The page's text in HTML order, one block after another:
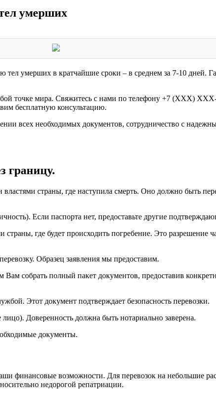
умерших
умерших в кратчайшие сроки – в среднем за 7-10 дней.
точке мира. Свяжитесь с нами по телефону +7 (XXX)
бесплатную консультацию.
всех необходимых документов, сотрудничество с
границу.
страны, где наступила смерть. Оно должно быть
Если паспорта нет, предоставьте другие
где будет происходить погребение. Это разрешение
Образец заявления мы предоставим.
собрать полный пакет документов, предоставив
Этот документ подтверждает безопасность перевозки.
Доверенность должна быть нотариально заверена.
документы.
финансовые возможности. Для перевозок на небольшие
недорогой репатриации.